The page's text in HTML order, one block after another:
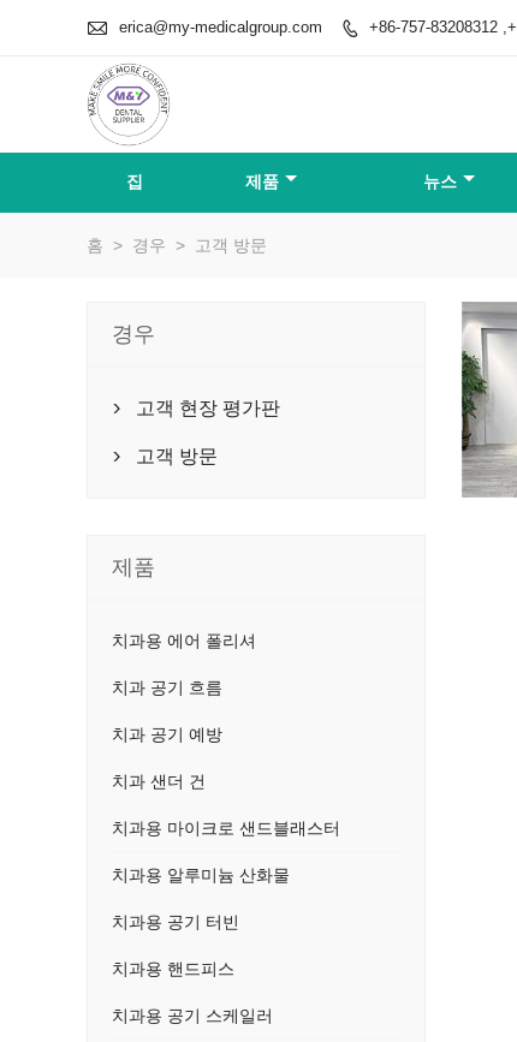
 erica@my-medicalgroup.com  +86-757-83208312
집 제품 뉴스
홈 > 경우 > 고객 방문
경우
 고객 현장 평가판
 고객 방문
제품
치과용 에어 폴리셔
치과 공기 흐름
치과 공기 예방
치과 샌더 건
치과용 마이크로 샌드블래스터
치과용 알루미늄 산화물
치과용 공기 터빈
치과용 핸드피스
치과용 공기 스케일러